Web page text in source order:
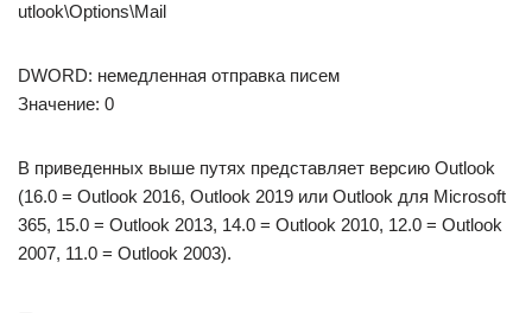
utlook\Options\Mail
DWORD: немедленная отправка писем
Значение: 0
В приведенных выше путях представляет версию Outlook
(16.0 = Outlook 2016, Outlook 2019 или Outlook для Microsoft
365, 15.0 = Outlook 2013, 14.0 = Outlook 2010, 12.0 = Outlook
2007, 11.0 = Outlook 2003).